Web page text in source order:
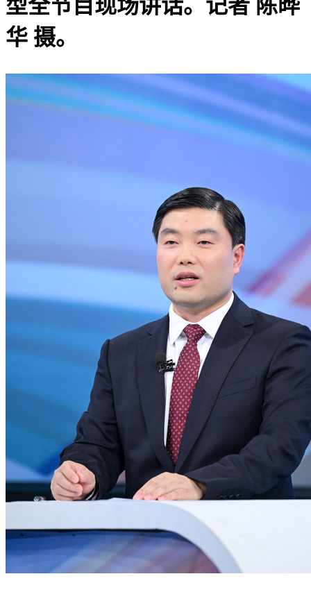
型全节目现场讲话。记者 陈晔
华 摄。